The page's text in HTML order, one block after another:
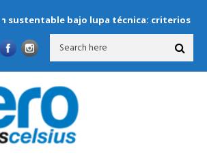
bajo lupa técnica: criterios